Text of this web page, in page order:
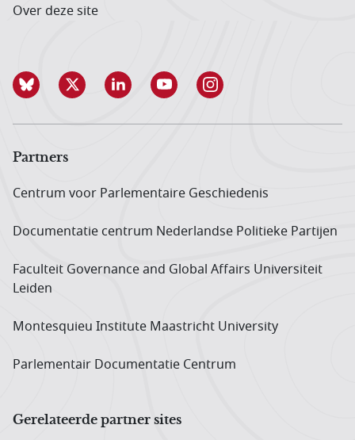
Over deze site
Partners
Centrum voor Parlementaire Geschiedenis
Documentatie centrum Neder­landse Politieke Partijen
Faculteit Governance and Global Affairs Universiteit
Leiden
Montesquieu Institute Maastricht University
Parlementair Documentatie Centrum
Gerelateerde partner sites